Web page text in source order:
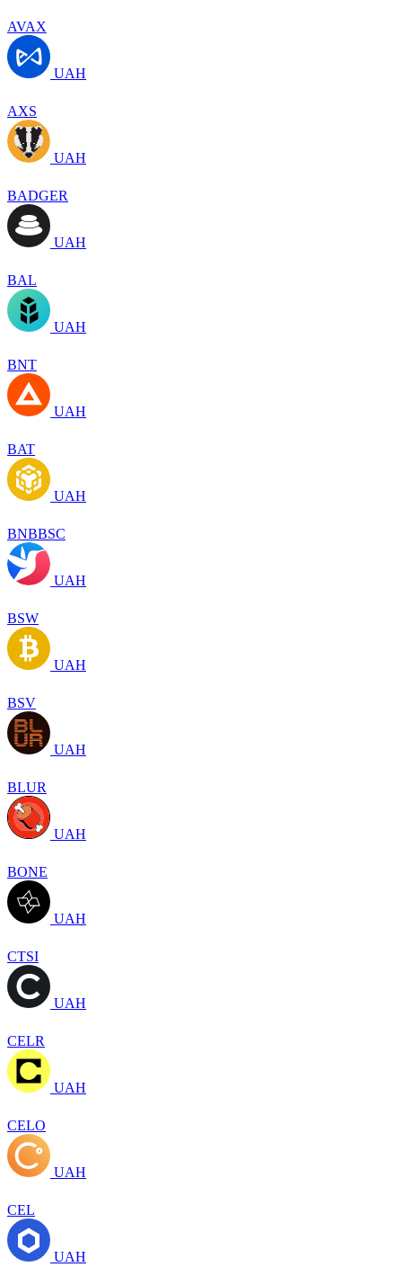
AVAX
UAH
AXS
UAH
BADGER
UAH
BAL
UAH
BNT
UAH
BAT
UAH
BNBBSC
UAH
BSW
UAH
BSV
UAH
BLUR
UAH
BONE
UAH
CTSI
UAH
CELR
UAH
CELO
UAH
CEL
UAH